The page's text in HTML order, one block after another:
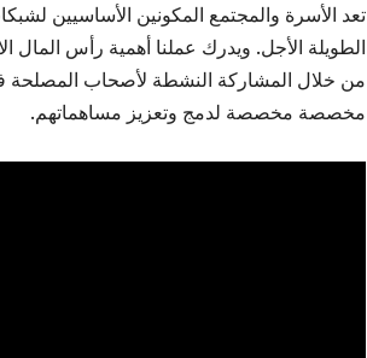
تعد الأسرة والمجتمع المكونين الأساسيين
الطويلة الأجل. ويدرك عملنا أهمية رأس المال
من خلال المشاركة النشطة لأصحاب المصلحة
مخصصة مخصصة لدمج وتعزيز مساهماتهم.